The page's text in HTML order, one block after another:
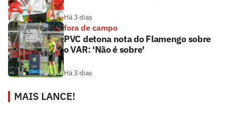
Há 3 dias
fora de campo
PVC detona nota do Flamengo sobre
o VAR: 'Não é sobre'
Há 3 dias
MAIS LANCE!